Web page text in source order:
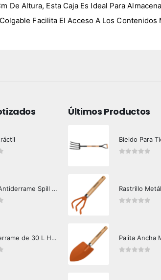
De Altura, Esta Caja Es Ideal Para
Facilita El Acceso A Los
Bandeja Antiderrame Spill Barrier 117 lts Certificada
Kit Antiderrame de 30 L Hazard Control (Hidrocarburos - Biodegradable)
Últimos Productos
Bieldo Para
Rastrillo
Palita Ancha